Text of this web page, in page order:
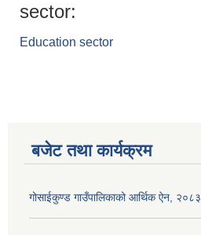
sector:
Education sector
बजेट तथा कार्यक्रम
गोसाईकुण्ड गाउँपालिकाको आर्थिक ऐन, २०८३